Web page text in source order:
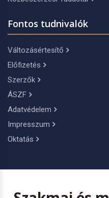
Fontos tudnivalók
Változásértesítő
Előfizetés
Szerzők
ÁSZF
Adatvédelem
Impresszum
Oktatás